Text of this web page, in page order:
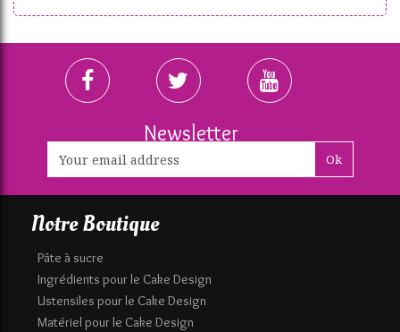
Newsletter
Ok
Notre Boutique
Pâte à sucre
Ingrédients pour le Cake Design
Ustensiles pour le Cake Design
Matériel pour le Cake Design